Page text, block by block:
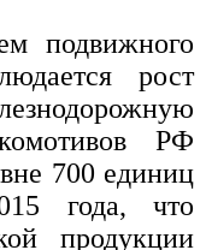
подвижного
рост
РФ
700 единиц
года, что
продукции